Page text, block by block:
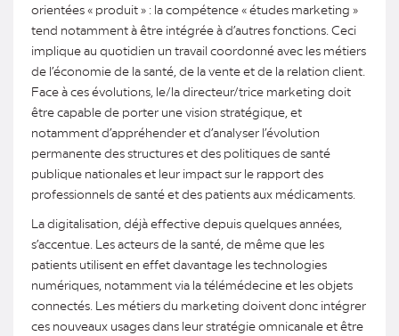
orientées « produit » : la compétence « études marketing »
tend notamment à être intégrée à d’autres fonctions. Ceci
implique au quotidien un travail coordonné avec les métiers
de l’économie de la santé, de la vente et de la relation client.
Face à ces évolutions, le/la directeur/trice marketing doit
être capable de porter une vision stratégique, et
notamment d’appréhender et d’analyser l’évolution
permanente des structures et des politiques de santé
publique nationales et leur impact sur le rapport des
professionnels de santé et des patients aux médicaments.
La digitalisation, déjà effective depuis quelques années,
s’accentue. Les acteurs de la santé, de même que les
patients utilisent en effet davantage les technologies
numériques, notamment via la télémédecine et les objets
connectés. Les métiers du marketing doivent donc intégrer
ces nouveaux usages dans leur stratégie omnicanale et être